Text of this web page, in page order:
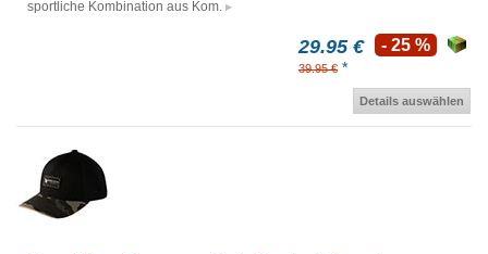
sportliche Kombination aus Kom.
29.95 €
39.95 € *
- 25 %
Details auswählen